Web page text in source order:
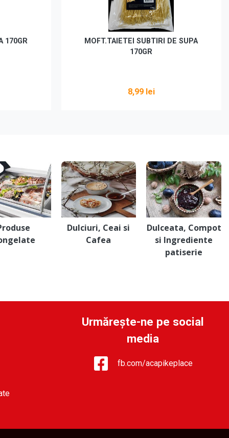
170GR
MOFT.TAIETEI SUBTIRI DE SUPA
170GR
8,99 lei
Dulciuri, Ceai si
Cafea
Dulceata, Compot
si Ingrediente
patiserie
Urmărește-ne pe social
media
fb.com/acapikeplace